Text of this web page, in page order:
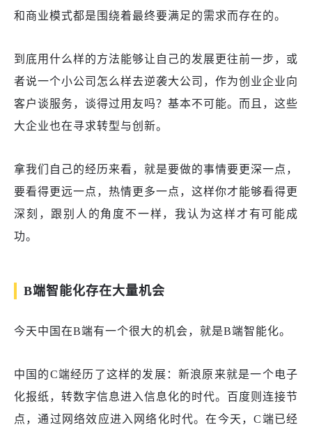
和商业模式都是围绕着最终要满足的需求而存在的。
到底用什么样的方法能够让自己的发展更往前一步，或
者说一个小公司怎么样去逆袭大公司，作为创业企业向
客户谈服务，谈得过用友吗？基本不可能。而且，这些
大企业也在寻求转型与创新。
拿我们自己的经历来看，就是要做的事情要更深一点，
要看得更远一点，热情更多一点，这样你才能够看得更
深刻 ，跟别人的角度不一样，我认为这样才有可能成
功。
B端智能化存在大量机会
今天中国在B端有一个很大的机会，就是B端智能化。
中国的C端经历 了这样的发展 ：新浪原来就是一个电子
化报纸，转数字信息进入信息化的时代。百度则连接节
点，通过网络效应进入网络化时代。在今天 ，C端已经